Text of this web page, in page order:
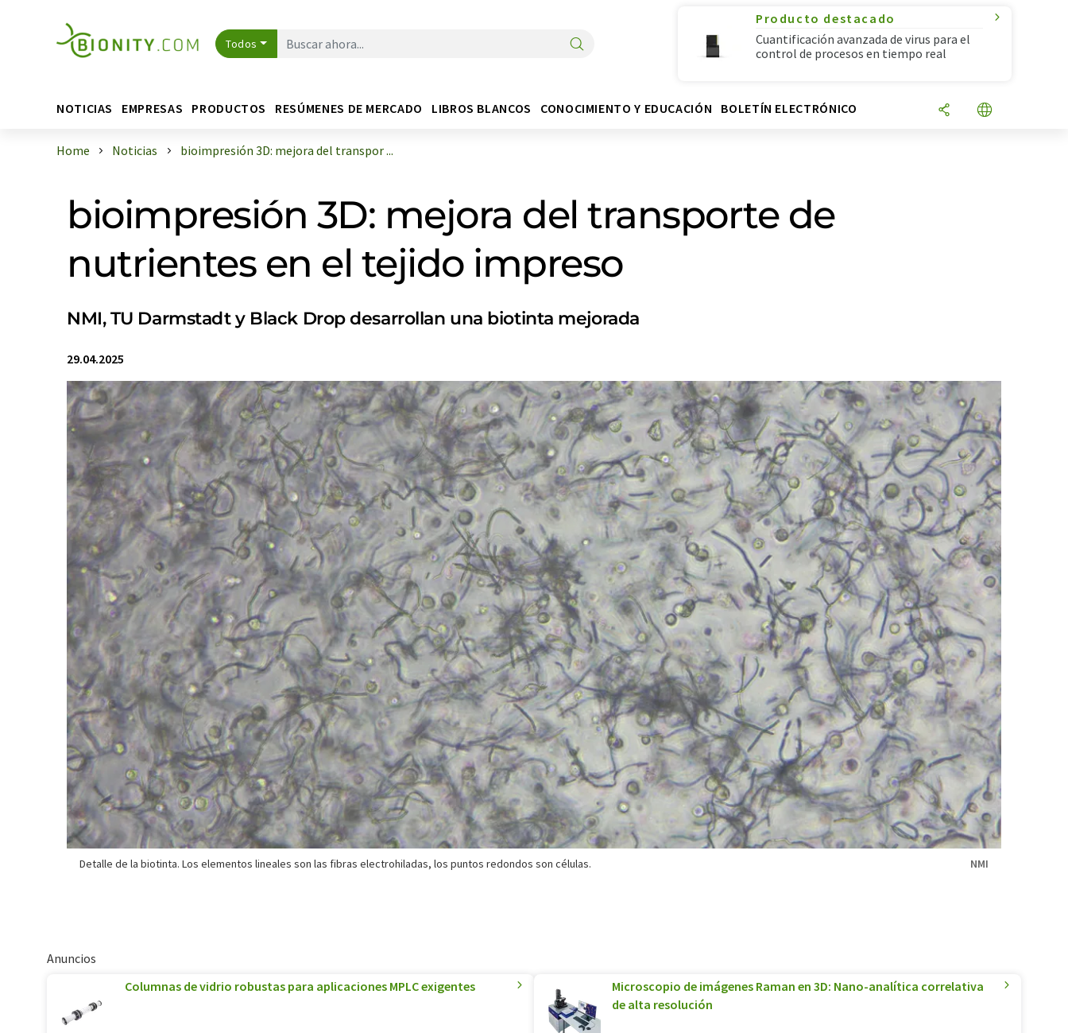
Todos
Producto destacado
Cuantificación avanzada de virus para el
control de procesos en tiempo real
NOTICIAS EMPRESAS PRODUCTOS RESÚMENES DE MERCADO LIBROS BLANCOS CONOCIMIENTO Y EDUCACIÓN BOLETÍN ELECTRÓNICO
Home Noticias bioimpresión 3D: mejora del transpor ...
bioimpresión 3D: mejora del transporte de
nutrientes en el tejido impreso
NMI, TU Darmstadt y Black Drop desarrollan una biotinta mejorada
29.04.2025
Detalle de la biotinta. Los elementos lineales son las fibras electrohiladas, los puntos redondos son células. NMI
Anuncios
Columnas de vidrio robustas para aplicaciones MPLC exigentes
Microscopio de imágenes Raman en 3D: Nano-analítica correlativa
de alta resolución